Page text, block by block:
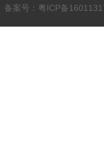
备案号：粤ICP备